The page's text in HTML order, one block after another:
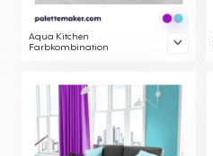
Aqua Kitchen
Farbkombination